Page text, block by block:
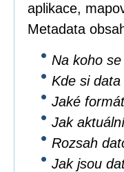
aplikace,
Metadata
Na koho
Kde si
Jaké
Jak
Rozsah
Jak jsou